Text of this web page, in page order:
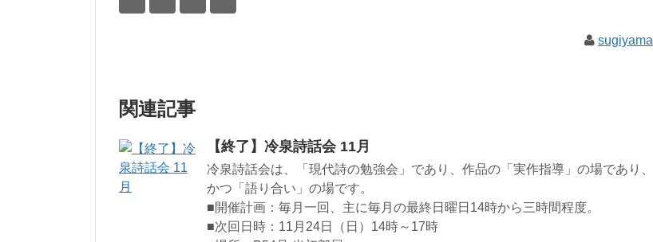
sugiyama
関連記事
【終了】冷泉詩話会 11月
冷泉詩話会は、「現代詩の勉強会」であり、作品の「実作指導」の場であり、
かつ「語り合い」の場です。
■開催計画：毎月一回、主に毎月の最終日曜日14時から三時間程度。
■次回日時：11月24日（日）14時～17時